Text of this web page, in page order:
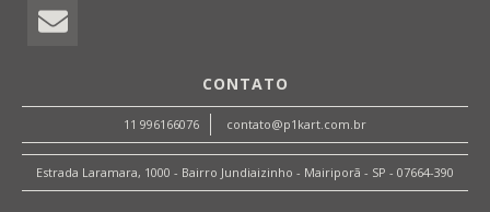
CONTATO
11 996166076 contato@p1kart.com.br
Estrada Laramara, 1000 - Bairro Jundiaizinho - Mairiporã - SP - 07664-390